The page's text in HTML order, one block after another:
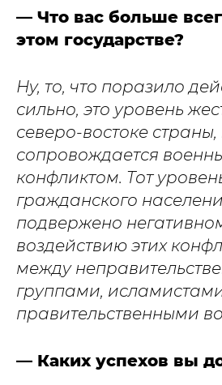
— Что вас больше
этом государстве?
Ну, то, что поразило
сильно, это уровень
северо-востоке
сопровождается
конфликтом. Тот
гражданского
подвержено
воздействию этих
между
группами,
правительственными
— Каких успехов вы